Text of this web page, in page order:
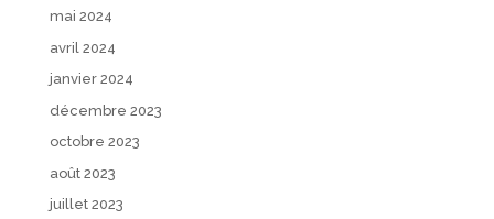
mai 2024
avril 2024
janvier 2024
décembre 2023
octobre 2023
août 2023
juillet 2023